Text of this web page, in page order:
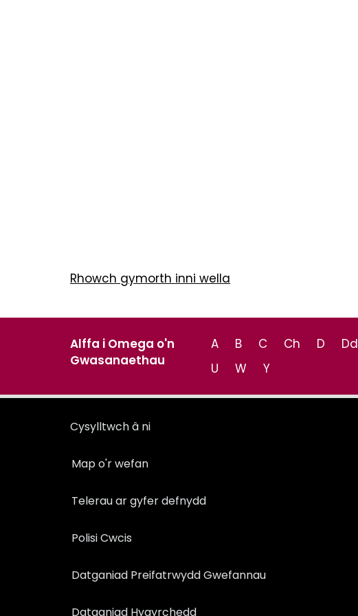
Rhowch gymorth inni wella
Alffa i Omega o'n
Gwasanaethau
A B C Ch D Dd
U
W Y
Cysylltwch â ni
Map o'r wefan
Telerau ar gyfer defnydd
Polisi Cwcis
Datganiad Preifatrwydd Gwefannau
Datganiad Hygyrchedd